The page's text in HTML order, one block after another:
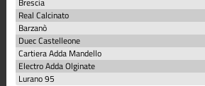
Real Calcinato
Barzanò
Duec Castelleone
Cartiera Adda Mandello
Electro Adda Olginate
Lurano 95